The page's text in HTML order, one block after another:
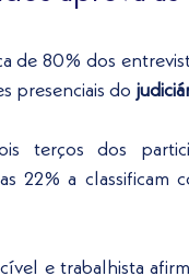
de 80% dos
presenciais do
terços dos
22% a
e trabalhista